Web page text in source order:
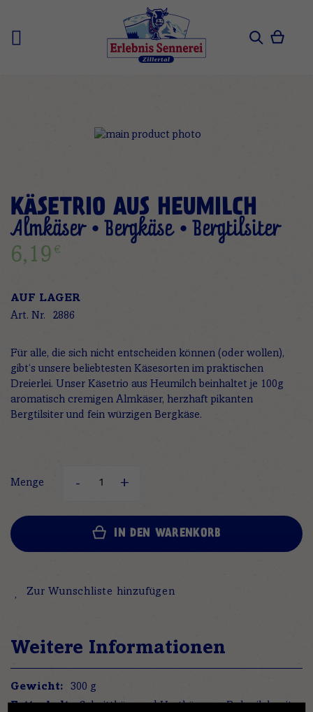
springen
Search
KÄSETRIO AUS HEUMILCH
Almkäser • Bergkäse • Bergtilsiter
6,19€
AUF LAGER
Art. Nr.
2886
Für alle, die sich nicht entscheiden können (oder wollen),
gibt‘s unsere beliebtesten Käsesorten im praktischen
Dreierlei. Unser Käsetrio aus Heumilch beinhaltet je 100g
aromatisch cremigen Almkäser, herzhaft pikanten
Bergtilsiter und fein würzigen Bergkäse.
Menge
IN DEN WARENKORB
Zur Wunschliste hinzufügen
Zum
Anfang
der
Bildgalerie
springen
Weitere Informationen
Weitere
Informationen
300 g
Schnittkäse und Hartkäse aus Rohmilch mit